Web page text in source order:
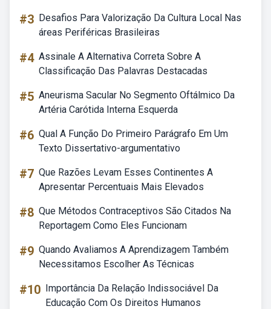
#3 Desafios Para Valorização Da Cultura Local Nas
áreas Periféricas Brasileiras
#4 Assinale A Alternativa Correta Sobre A
Classificação Das Palavras Destacadas
#5 Aneurisma Sacular No Segmento Oftálmico Da
Artéria Carótida Interna Esquerda
#6 Qual A Função Do Primeiro Parágrafo Em Um
Texto Dissertativo-argumentativo
#7 Que Razões Levam Esses Continentes A
Apresentar Percentuais Mais Elevados
#8 Que Métodos Contraceptivos São Citados Na
Reportagem Como Eles Funcionam
#9 Quando Avaliamos A Aprendizagem Também
Necessitamos Escolher As Técnicas
#10 Importância Da Relação Indissociável Da
Educação Com Os Direitos Humanos